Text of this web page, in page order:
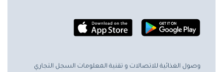
وصول الغذائية للاتصالات و تقنية المعلومات السجل التجاري